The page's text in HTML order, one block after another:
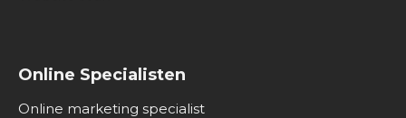
Online Specialisten
Online marketing specialist